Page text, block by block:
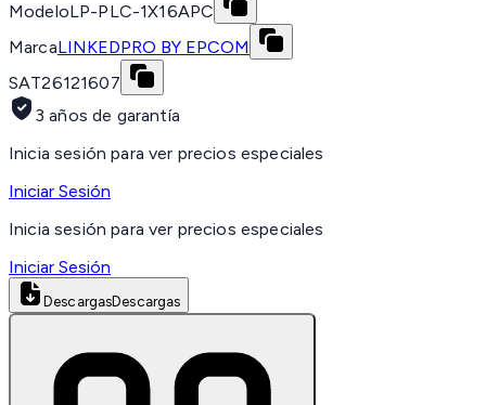
ModeloLP-PLC-1X16APC
MarcaLINKEDPRO BY EPCOM
SAT26121607
3 años de garantía
Inicia sesión para ver precios especiales
Iniciar Sesión
Inicia sesión para ver precios especiales
Iniciar Sesión
DescargasDescargas